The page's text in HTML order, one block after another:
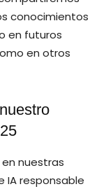
conocimientos
en futuros
en otros
en nuestras
IA responsable